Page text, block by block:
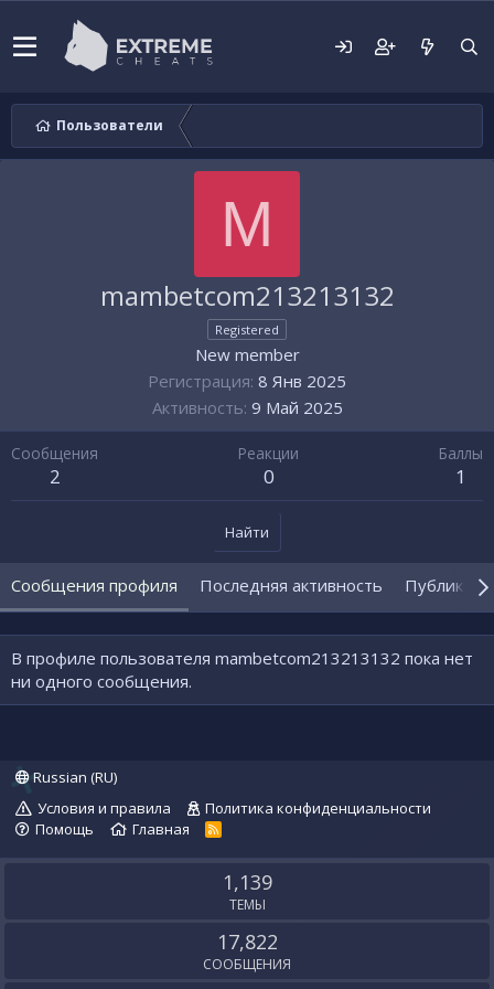
Пользователи
M
mambetcom213213132
Registered
New member
Регистрация 8 Янв 2025
Активность 9 Май 2025
Сообщения
2
Реакции
0
Баллы
1
Найти
Сообщения профиля Последняя активность
В профиле пользователя mambetcom213213132 пока нет
ни одного сообщения.
Russian (RU)
Условия и правила
Политика конфиденциальности
Помощь
Главная
R
S
1,139
ТЕМЫ
17,822
СООБЩЕНИЯ